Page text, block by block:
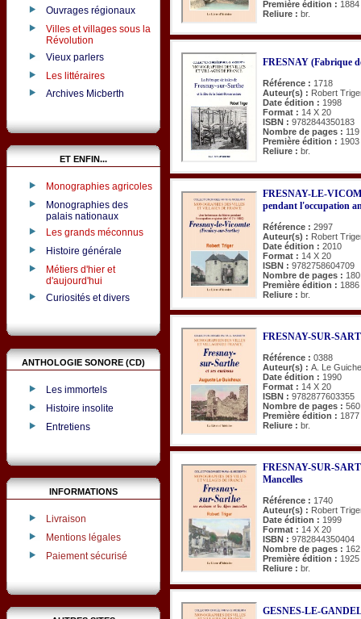
Ouvrages régionaux
Villes et villages sous la
Révolution
Vieux parlers
Les littéraires
Archives Micberth
ET ENFIN...
Monographies agricoles
Monographies des
palais nationaux
Les grands méconnus
Histoire générale
Métiers d'hier et
d'aujourd'hui
Curiosités et divers
ANTHOLOGIE SONORE (CD)
Les immortels
Histoire insolite
Entretiens
INFORMATIONS
Livraison
Mentions légales
Paiement sécurisé
Première édition : 1884
Reliure : br.
FRESNAY (Fabrique
Référence : 1718
Auteur(s) : Robert
Date édition : 1998
Format : 14 X 20
ISBN : 9782844350183
Nombre de pages : 119
Première édition : 1903
Reliure : br.
FRESNAY-LE-
pendant l'occupation
Référence : 2997
Auteur(s) : Robert
Date édition : 2010
Format : 14 X 20
ISBN : 9782758604709
Nombre de pages : 180
Première édition : 1886
Reliure : br.
FRESNAY-SUR-
Référence : 0388
Auteur(s) : A. Le
Date édition : 1990
Format : 14 X 20
ISBN : 9782877603355
Nombre de pages : 560
Première édition : 1877
Reliure : br.
FRESNAY-SUR-
Mancelles
Référence : 1740
Auteur(s) : Robert
Date édition : 1999
Format : 14 X 20
ISBN : 9782844350404
Nombre de pages : 162
Première édition : 1925
Reliure : br.
GESNES-LE-